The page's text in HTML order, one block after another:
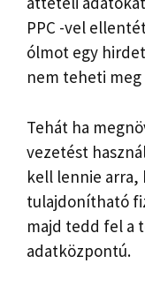
PPC -vel
ólmot egy
nem teheti meg
Tehát ha
vezetést
kell lennie arra,
tulajdonítható
majd tedd fel a
adatközpontú.